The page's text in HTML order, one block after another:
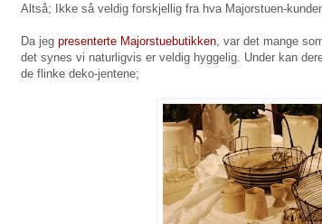
Altså; Ikke så veldig forskjellig fra hva Majorstuen-
Da jeg presenterte Majorstuebutikken , var det mange
det synes vi naturligvis er veldig hyggelig. Under kan
de flinke deko-jentene;